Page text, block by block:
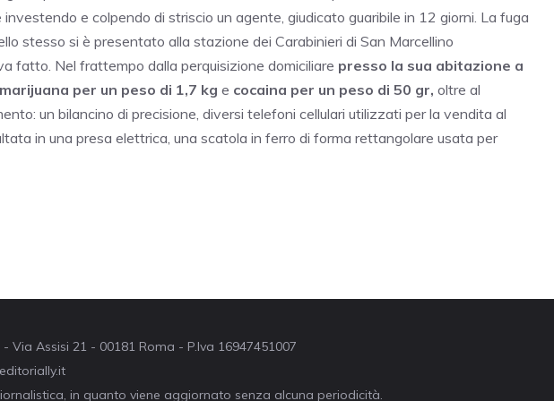
e colpendo di striscio un agente, giudicato guaribile in 12 giorni. La fuga
stesso si è presentato alla stazione dei Carabinieri di San Marcellino
fatto. Nel frattempo dalla perquisizione domiciliare presso la sua abitazione a
marijuana per un peso di 1,7 kg e cocaina per un peso di 50 gr, oltre al
un bilancino di precisione, diversi telefoni cellulari utilizzati per la vendita al
in una presa elettrica, una scatola in ferro di forma rettangolare usata per
Via Assisi 21 - 00181 Roma - P.Iva 16947451007
in quanto viene aggiornato senza alcuna periodicità.